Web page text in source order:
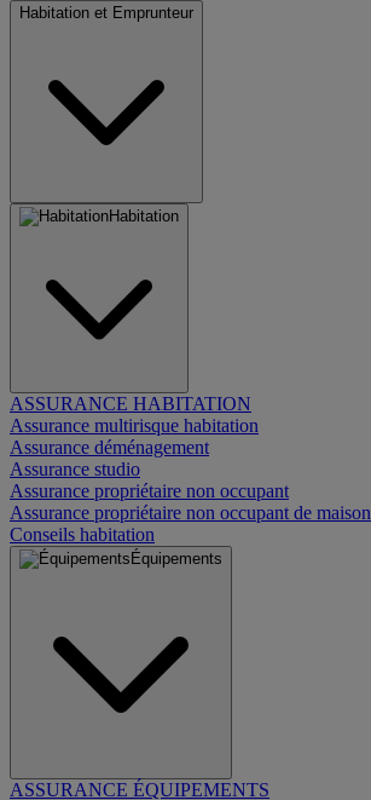
Habitation et Emprunteur
Habitation
ASSURANCE HABITATION
Assurance multirisque habitation
Assurance déménagement
Assurance studio
Assurance propriétaire non occupant
Assurance propriétaire non occupant de maison
Conseils habitation
Équipements
ASSURANCE ÉQUIPEMENTS